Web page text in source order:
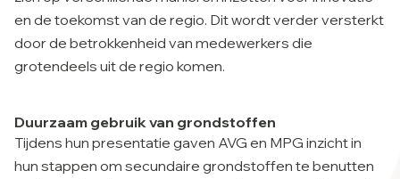
en de toekomst van de regio. Dit wordt verder versterkt
door de betrokkenheid van medewerkers die
grotendeels uit de regio komen.
Duurzaam gebruik van grondstoffen
Tijdens hun presentatie gaven AVG en MPG inzicht in
hun stappen om secundaire grondstoffen te benutten